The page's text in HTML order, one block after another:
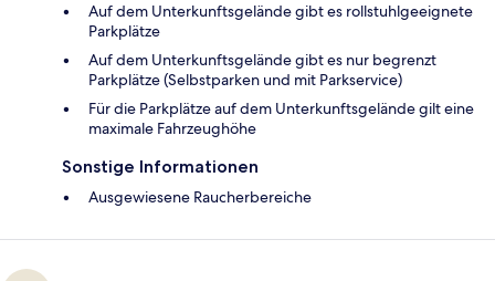
Auf dem Unterkunftsgelände gibt es rollstuhlgeeignete
Parkplätze
Auf dem Unterkunftsgelände gibt es nur begrenzt
Parkplätze (Selbstparken und mit Parkservice)
Für die Parkplätze auf dem Unterkunftsgelände gilt eine
maximale Fahrzeughöhe
Sonstige Informationen
Ausgewiesene Raucherbereiche